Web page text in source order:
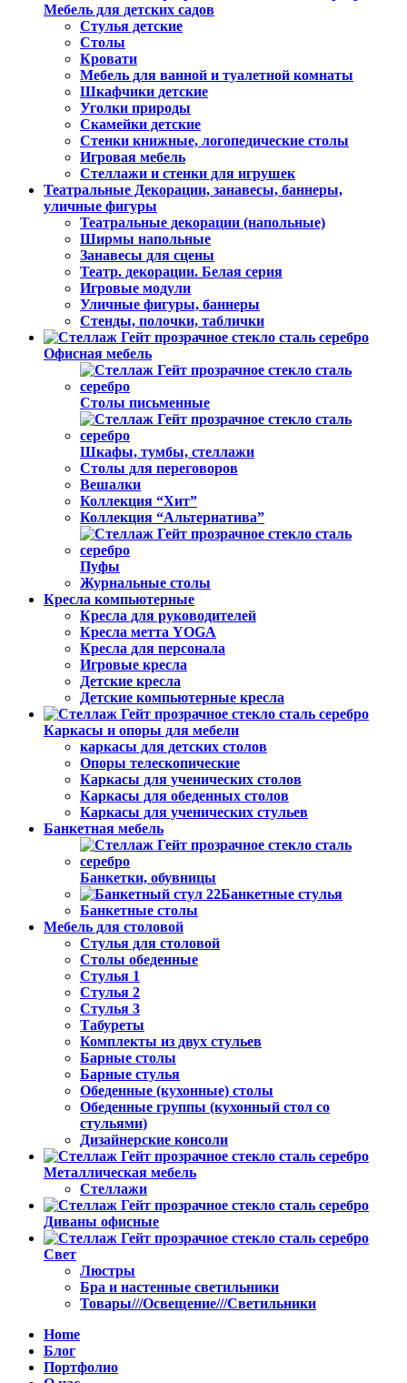
Мебель для детских садов
Стулья детские
Столы
Кровати
Мебель для ванной и туалетной комнаты
Шкафчики детские
Уголки природы
Скамейки детские
Стенки книжные, логопедические столы
Игровая мебель
Стеллажи и стенки для игрушек
Театральные Декорации, занавесы, баннеры,
уличные фигуры
Театральные декорации (напольные)
Ширмы напольные
Занавесы для сцены
Театр. декорации. Белая серия
Игровые модули
Уличные фигуры, баннеры
Стенды, полочки, таблички
Офисная мебель
Столы письменные
Шкафы, тумбы, стеллажи
Столы для переговоров
Вешалки
Коллекция “Хит”
Коллекция “Альтернатива”
Пуфы
Журнальные столы
Кресла компьютерные
Кресла для руководителей
Кресла метта YOGA
Кресла для персонала
Игровые кресла
Детские кресла
Детские компьютерные кресла
Каркасы и опоры для мебели
каркасы для детских столов
Опоры телескопические
Каркасы для ученических столов
Каркасы для обеденных столов
Каркасы для ученических стульев
Банкетная мебель
Банкетки, обувницы
Банкетные стулья
Банкетные столы
Мебель для столовой
Стулья для столовой
Столы обеденные
Стулья 1
Стулья 2
Стулья 3
Табуреты
Комплекты из двух стульев
Барные столы
Барные стулья
Обеденные (кухонные) столы
Обеденные группы (кухонный стол со
стульями)
Дизайнерские консоли
Металлическая мебель
Стеллажи
Диваны офисные
Свет
Люстры
Бра и настенные светильники
Товары///Освещение///Светильники
Home
Блог
Портфолио